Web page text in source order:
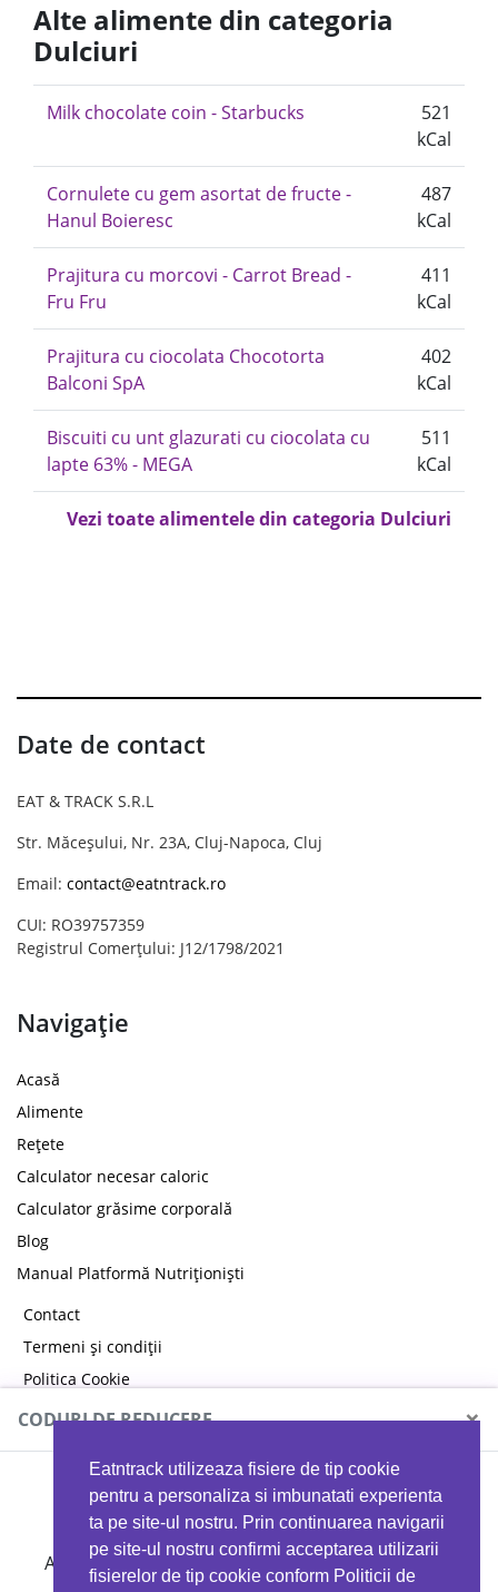
Eatntrack utilizeaza fisiere de tip cookie
pentru a personaliza si imbunatati experienta
ta pe site-ul nostru. Prin continuarea navigarii
pe site-ul nostru confirmi acceptarea utilizarii
fisierelor de tip cookie conform Politicii de
Alte alimente din categoria
Dulciuri
Milk chocolate coin - Starbucks
521
kCal
Cornulete cu gem asortat de fructe -
Hanul Boieresc
487
kCal
Prajitura cu morcovi - Carrot Bread -
Fru Fru
411
kCal
Prajitura cu ciocolata Chocotorta
Balconi SpA
402
kCal
Biscuiti cu unt glazurati cu ciocolata cu
lapte 63% - MEGA
511
kCal
Vezi toate alimentele din categoria Dulciuri
Date de contact
EAT & TRACK S.R.L
Str. Măceșului, Nr. 23A, Cluj-Napoca, Cluj
Email: contact@eatntrack.ro
CUI: RO39757359
Registrul Comerțului: J12/1798/2021
Navigație
Acasă
Alimente
Rețete
Calculator necesar caloric
Calculator grăsime corporală
Blog
Manual Platformă Nutriționiști
Contact
Termeni și condiții
Politica Cookie
Politica de confidențialitate
CODURI DE REDUCERE ×
MYPROTEIN
Ai 40%reducere la orice comandă folosind codul